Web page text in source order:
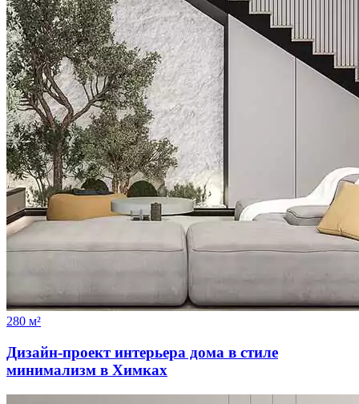
280 м²
Дизайн-проект интерьера дома в стиле
минимализм в Химках